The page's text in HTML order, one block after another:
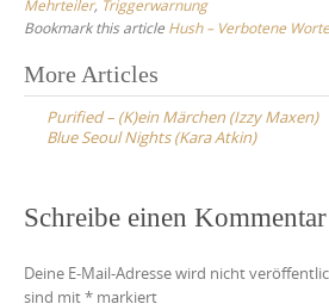
Mehrteiler, Triggerwarnung
Bookmark this article Hush – Verbotene
Post
navigation
More Articles
Purified – (K)ein Märchen (Izzy Maxen)
Blue Seoul Nights (Kara Atkin)
Schreibe einen Kommentar
Deine E-Mail-Adresse wird nicht
sind mit* markiert